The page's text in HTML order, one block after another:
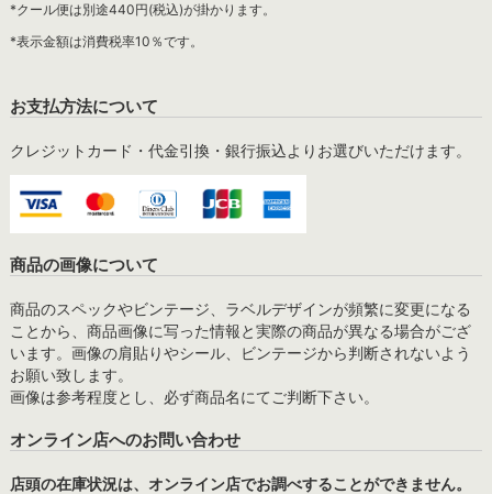
*クール便は別途440円(税込)が掛かります。
*表示金額は消費税率10％です。
お支払方法について
クレジットカード・代金引換・銀行振込よりお選びいただけます。
商品の画像について
商品のスペックやビンテージ、ラベルデザインが頻繁に変更になる
ことから、商品画像に写った情報と実際の商品が異なる場合がござ
います。画像の肩貼りやシール、ビンテージから判断されないよう
お願い致します。
画像は参考程度とし、必ず商品名にてご判断下さい。
オンライン店へのお問い合わせ
店頭の在庫状況は、オンライン店でお調べすることができません。